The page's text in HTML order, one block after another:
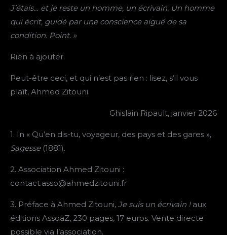
J’étais… et je reste un homme, un écrivain. Un homme
qui écrit, guidé par une conscience aiguë de sa
condition. Point. »
Rien à ajouter.
Peut-être ceci, et qui n’est pas rien : lisez, s’il vous
plaît, Ahmed Zitouni.
Ghislain Ripault, janvier 2026
1. In « Qu’en dis-tu, voyageur, des pays et des gares »,
Sagesse (1881).
2. Association Ahmed Zitouni :
contact.asso@ahmedzitouni.fr
3. Préface à Ahmed Zitouni, Je suis un écrivain ! aux
éditions AssoaZ, 230 pages, 17 euros. Vente directe
possible via l’association.